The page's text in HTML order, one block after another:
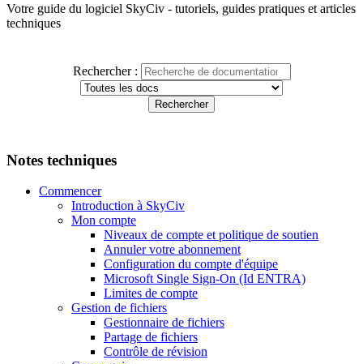
Votre guide du logiciel SkyCiv - tutoriels, guides pratiques et articles
techniques
Rechercher :
Notes techniques
Commencer
Introduction à SkyCiv
Mon compte
Niveaux de compte et politique de soutien
Annuler votre abonnement
Configuration du compte d'équipe
Microsoft Single Sign-On (Id ENTRA)
Limites de compte
Gestion de fichiers
Gestionnaire de fichiers
Partage de fichiers
Contrôle de révision